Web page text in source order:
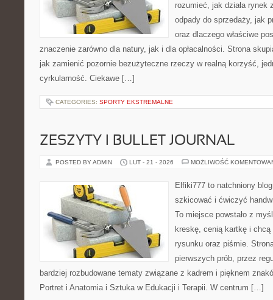
rozumieć, jak działa rynek
odpady do sprzedaży, jak
oraz dlaczego właściwe
znaczenie zarówno dla natury, jak i dla opłacalności. Strona
jak zamienić pozornie bezużyteczne rzeczy w realną korzyść,
cyrkularność. Ciekawe […]
CATEGORIES: SPORTY EKSTREMALNE
ZESZYTY I BULLET JOURNAL
POSTED BY ADMIN LUT - 21 - 2026 MOŻLIWOŚĆ
Elfiki777 to natchniony
szkicować i ćwiczyć
To miejsce powstało z
kreskę, cenią kartkę i chcą
rysunku oraz piśmie.
pierwszych prób, przez
bardziej rozbudowane tematy związane z kadrem i pięknem
Portret i Anatomia i Sztuka w Edukacji i Terapii. W centrum […]